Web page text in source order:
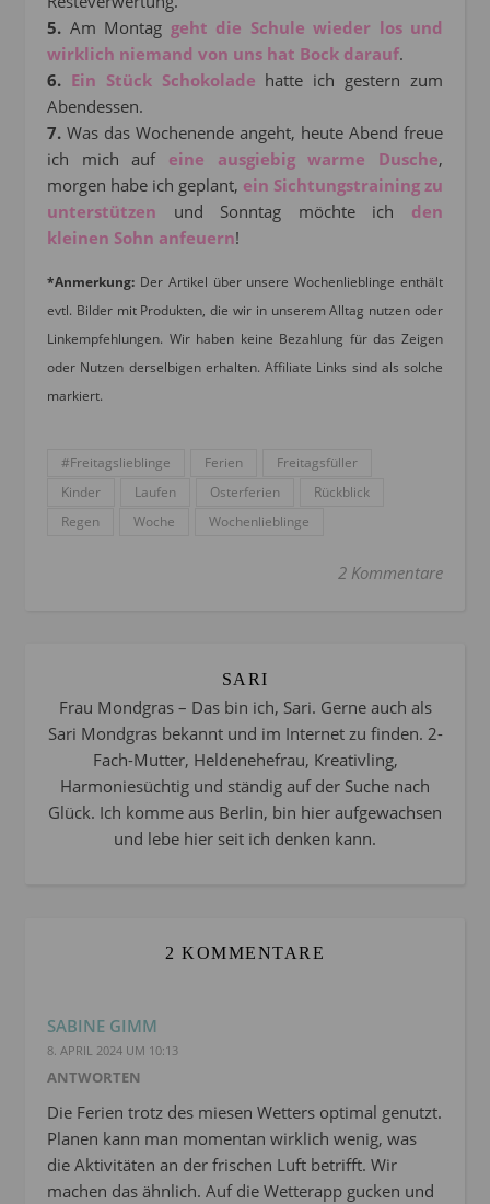
5. Am Montag geht die Schule wieder los und
wirklich niemand von uns hat Bock darauf.
6. Ein Stück Schokolade hatte ich gestern zum
Abendessen.
7. Was das Wochenende angeht, heute Abend freue
ich mich auf eine ausgiebig warme Dusche,
morgen habe ich geplant, ein Sichtungstraining zu
unterstützen und Sonntag möchte ich den
kleinen Sohn anfeuern!
*Anmerkung: Der Artikel über unsere Wochenlieblinge enthält
evtl. Bilder mit Produkten, die wir in unserem Alltag nutzen oder
Linkempfehlungen. Wir haben keine Bezahlung für das Zeigen
oder Nutzen derselbigen erhalten. Affiliate Links sind als solche
markiert.
#Freitagslieblinge Ferien
Freitagsfüller
Kinder
Laufen Osterferien
Rückblick
Regen
Woche Wochenlieblinge
2 Kommentare
SARI
Frau Mondgras – Das bin ich, Sari. Gerne auch als
Sari Mondgras bekannt und im Internet zu finden. 2-
Fach-Mutter, Heldenehefrau, Kreativling,
Harmoniesüchtig und ständig auf der Suche nach
Glück. Ich komme aus Berlin, bin hier aufgewachsen
und lebe hier seit ich denken kann.
2 KOMMENTARE
SABINE GIMM
8. APRIL 2024 UM 10:13
ANTWORTEN
Die Ferien trotz des miesen Wetters optimal genutzt.
Planen kann man momentan wirklich wenig, was
die Aktivitäten an der frischen Luft betrifft. Wir
machen das ähnlich. Auf die Wetterapp gucken und